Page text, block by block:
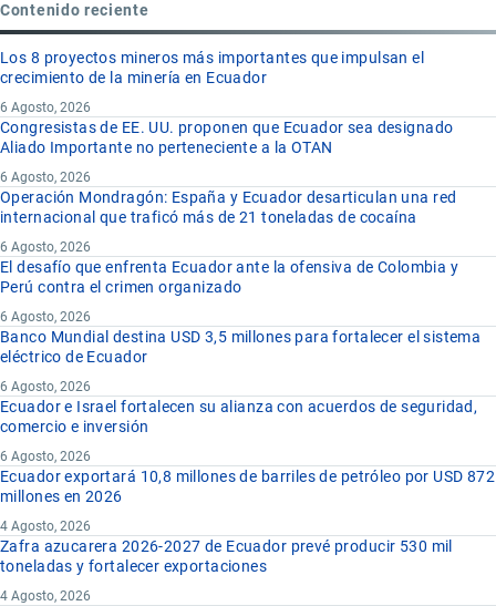
Contenido reciente
Los 8 proyectos mineros más importantes que impulsan el
crecimiento de la minería en Ecuador
6 Agosto, 2026
Congresistas de EE. UU. proponen que Ecuador sea designado
Aliado Importante no perteneciente a la OTAN
6 Agosto, 2026
Operación Mondragón: España y Ecuador desarticulan una red
internacional que traficó más de 21 toneladas de cocaína
6 Agosto, 2026
El desafío que enfrenta Ecuador ante la ofensiva de Colombia y
Perú contra el crimen organizado
6 Agosto, 2026
Banco Mundial destina USD 3,5 millones para fortalecer el sistema
eléctrico de Ecuador
6 Agosto, 2026
Ecuador e Israel fortalecen su alianza con acuerdos de seguridad,
comercio e inversión
6 Agosto, 2026
Ecuador exportará 10,8 millones de barriles de petróleo por USD 872
millones en 2026
4 Agosto, 2026
Zafra azucarera 2026-2027 de Ecuador prevé producir 530 mil
toneladas y fortalecer exportaciones
4 Agosto, 2026